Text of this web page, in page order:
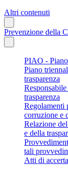
Altri contenuti
Prevenzione della
PIAO -
Piano
trasparenza
trasparenza
Regolamenti
corruzione e
Relazione
e della
tali
Atti di